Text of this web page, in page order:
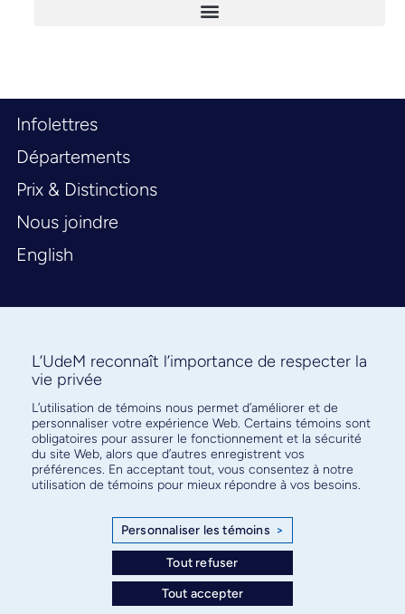
Infolettres
Départements
Prix & Distinctions
Nous joindre
English
Abonnez-vous à notre infolettre
pour connaître l’actualité facultaire
L’UdeM reconnaît l’importance de respecter la
vie privée
L’utilisation de témoins nous permet d’améliorer et de
personnaliser votre expérience Web. Certains témoins sont
obligatoires pour assurer le fonctionnement et la sécurité
du site Web, alors que d’autres enregistrent vos
préférences. En acceptant tout, vous consentez à notre
utilisation de témoins pour mieux répondre à vos besoins.
Personnaliser les témoins >
Tout refuser
Tout accepter